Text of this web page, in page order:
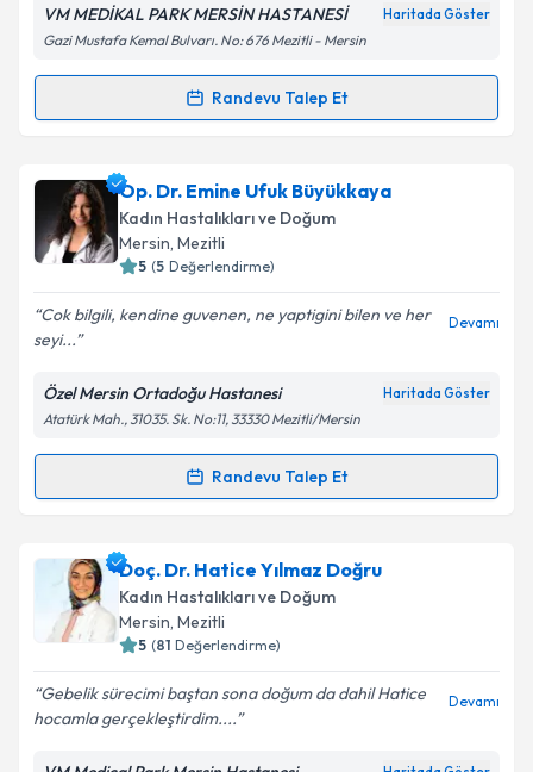
Kişisel verilerimin işlenmesine ilişkin
Metni'ni okudum ve kişisel verilerimin belirtilen
kapsamda işlenmesini kabul ediyorum.
VM MEDİKAL PARK MERSİN HASTANESİ Haritada Göster
Gazi Mustafa Kemal Bulvarı. No: 676 Mezitli - Mersin
Randevu Talep Et
Randevu Takvimi Talebi
Op. Dr. Yusuf Öztürkiçin randevu takvimi talebi
oluşturun. Size bu uzmandan randevu almanız için bir
takvim hazırlandığında e-posta ile bilgilendireceğiz.
Kişisel verilerimin işlenmesine ilişkin
Aydınlatma
Metni'ni okudum ve kişisel verilerimin belirtilen
kapsamda işlenmesini kabul ediyorum.
Op. Dr. Emine Ufuk Büyükkaya
Kadın Hastalıkları ve Doğum
Mersin, Mezitli
5 (5 Değerlendirme)
Cok bilgili, kendine guvenen, ne yaptigini bilen ve her
seyi...
Devamı
Özel Mersin Ortadoğu Hastanesi Haritada Göster
Atatürk Mah., 31035. Sk. No:11, 33330 Mezitli/Mersin
Randevu Talep Et
Randevu Takvimi Talebi
Op. Dr. Emine Ufuk Büyükkayaiçin randevu takvimi
talebi oluşturun. Size bu uzmandan randevu almanız
için bir takvim hazırlandığında e-posta ile
bilgilendireceğiz.
E-posta Adresiniz
Doç. Dr. Hatice Yılmaz Doğru
Kadın Hastalıkları ve Doğum
Mersin, Mezitli
5 (81 Değerlendirme)
Gebelik sürecimi baştan sona doğum da dahil Hatice
hocamla gerçekleştirdim....
Devamı